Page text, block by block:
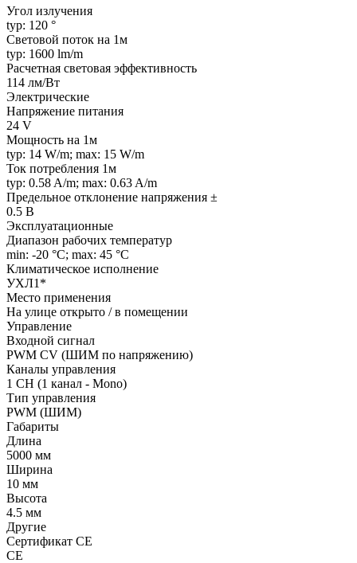
Угол излучения
typ: 120 °
Световой поток на 1м
typ: 1600 lm/m
Расчетная световая эффективность
114 лм/Вт
Электрические
Напряжение питания
24 V
Мощность на 1м
typ: 14 W/m; max: 15 W/m
Ток потребления 1м
typ: 0.58 A/m; max: 0.63 A/m
Предельное отклонение напряжения ±
0.5 В
Эксплуатационные
Диапазон рабочих температур
min: -20 °C; max: 45 °C
Климатическое исполнение
УХЛ1*
Место применения
На улице открыто / в помещении
Управление
Входной сигнал
PWM СV (ШИМ по напряжению)
Каналы управления
1 CH (1 канал - Mono)
Тип управления
PWM (ШИМ)
Габариты
Длина
5000 мм
Ширина
10 мм
Высота
4.5 мм
Другие
Сертификат CE
CE